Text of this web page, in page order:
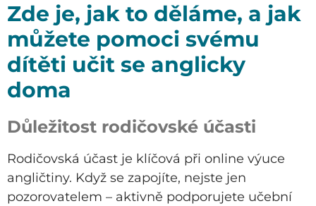
Zde je, jak to děláme, a jak
můžete pomoci svému
dítěti učit se anglicky
doma
Důležitost rodičovské účasti
Rodičovská účast je klíčová při online výuce
angličtiny. Když se zapojíte, nejste jen
pozorovatelem – aktivně podporujete učební